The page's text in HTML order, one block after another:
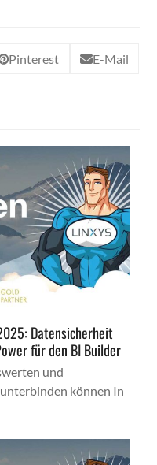
Pinterest E-Mail
Datensicherheit
für den BI Builder
und
können In